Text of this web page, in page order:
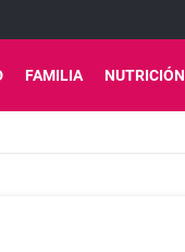
FAMILIA NUTRICIÓN